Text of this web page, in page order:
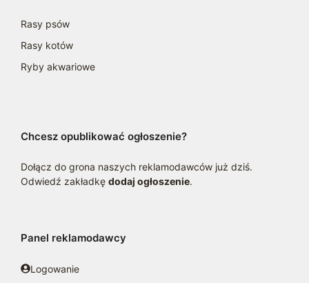
Rasy psów
Rasy kotów
Ryby akwariowe
Chcesz opublikować ogłoszenie?
Dołącz do grona naszych reklamodawców już dziś.
Odwiedź zakładkę dodaj ogłoszenie.
Panel reklamodawcy
Logowanie